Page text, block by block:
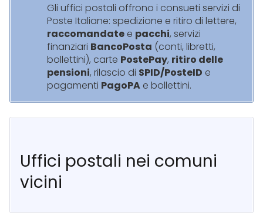
Gli uffici postali offrono i consueti servizi di
Poste Italiane: spedizione e ritiro di lettere,
raccomandate e pacchi, servizi
finanziari BancoPosta (conti, libretti,
bollettini), carte PostePay, ritiro delle
pensioni, rilascio di SPID/PosteID e
pagamenti PagoPA e bollettini.
Uffici postali nei comuni
vicini